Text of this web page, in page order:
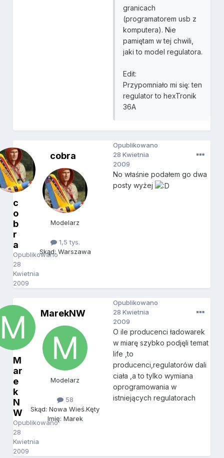
granicach
(programatorem usb z
komputera). Nie
pamiętam w tej chwili,
jaki to model regulatora.
Edit:
Przypomniało mi się: ten
regulator to hexTronik
36A
c
o
b
r
a
Opublikowano
28
Kwietnia
2009
cobra
Modelarz
1,5 tys.
Skąd: Warszawa
Opublikowano
28 Kwietnia
2009
No właśnie podałem go dwa
posty wyżej
M
ar
e
k
N
W
Opublikowano
28
Kwietnia
2009
MarekNW
Modelarz
58
Skąd: Nowa Wieś.Kęty
Imię: Marek
Opublikowano
28 Kwietnia
2009
O ile producenci ładowarek
w miarę szybko podjęli temat
life ,to
producenci,regulatorów dali
ciała ,a to tylko wymiana
oprogramowania w
istniejących regulatorach